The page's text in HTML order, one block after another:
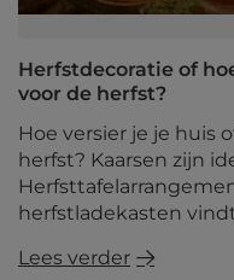
Herfstdecoratie of
voor de herfst?
Hoe versier je je huis
herfst? Kaarsen zijn
herfstladekasten
Lees verder